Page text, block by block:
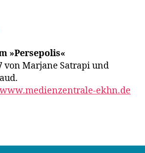
»Persepolis«
von Marjane Satrapi und
www.medienzentrale-ekhn.de